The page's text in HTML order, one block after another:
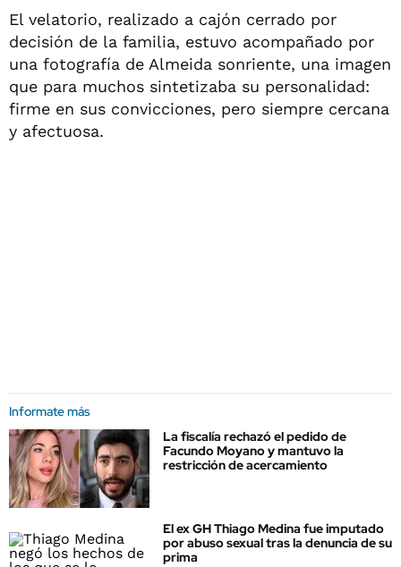
El velatorio, realizado a cajón cerrado por
decisión de la familia, estuvo acompañado por
una fotografía de Almeida sonriente, una imagen
que para muchos sintetizaba su personalidad:
firme en sus convicciones, pero siempre cercana
y afectuosa.
Informate más
La fiscalía rechazó el pedido de
Facundo Moyano y mantuvo la
restricción de acercamiento
El ex GH Thiago Medina fue imputado
por abuso sexual tras la denuncia de su
prima